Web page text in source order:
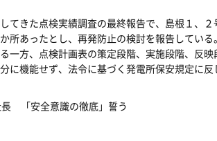
てきた点検実績調査の最終報告で、島根１、
所あったとし、再発防止の検討を報告してい
一方、点検計画表の策定段階、実施段階、反
に機能せず、法令に基づく発電所保安規定に